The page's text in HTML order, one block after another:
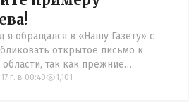
я обращался в «Нашу Газету» с
открытое письмо к
так как прежние
отделывались
г. в 00:40 1,101